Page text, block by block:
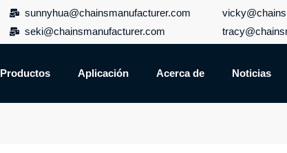
sunnyhua@chainsmanufacturer.com
seki@chainsmanufacturer.com
Productos Aplicación Acerca de Noticias